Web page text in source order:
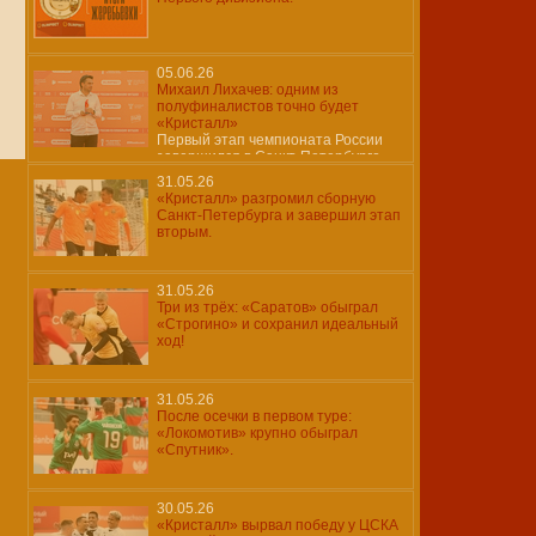
05.06.26
Михаил Лихачев: одним из
полуфиналистов точно будет
«Кристалл»
Первый этап чемпионата России
завершился в Санкт-Петербурге
31.05.26
«Кристалл» разгромил сборную
Санкт-Петербурга и завершил этап
вторым.
31.05.26
Три из трёх: «Саратов» обыграл
«Строгино» и сохранил идеальный
ход!
31.05.26
После осечки в первом туре:
«Локомотив» крупно обыграл
«Спутник».
30.05.26
«Кристалл» вырвал победу у ЦСКА